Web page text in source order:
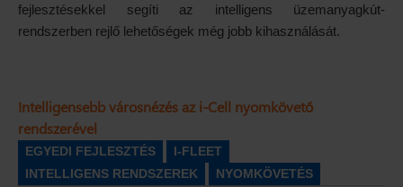
fejlesztésekkel segíti az intelligens üzemanyagkút-
rendszerben rejlő lehetőségek még jobb kihasználását.
Intelligensebb városnézés az i-Cell nyomkövető
rendszerével
EGYEDI FEJLESZTÉS
I-FLEET
INTELLIGENS RENDSZEREK
NYOMKÖVETÉS